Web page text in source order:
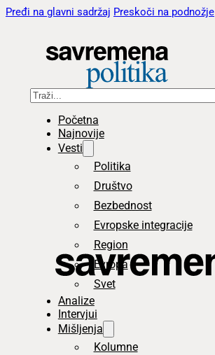
Pređi na glavni sadržaj Preskoči na podnožje
Pretraga
Početna
Najnovije
Vesti
Politika
Društvo
Bezbednost
Evropske integracije
Region
Evropa
Svet
Analize
Intervjui
Mišljenja
Kolumne